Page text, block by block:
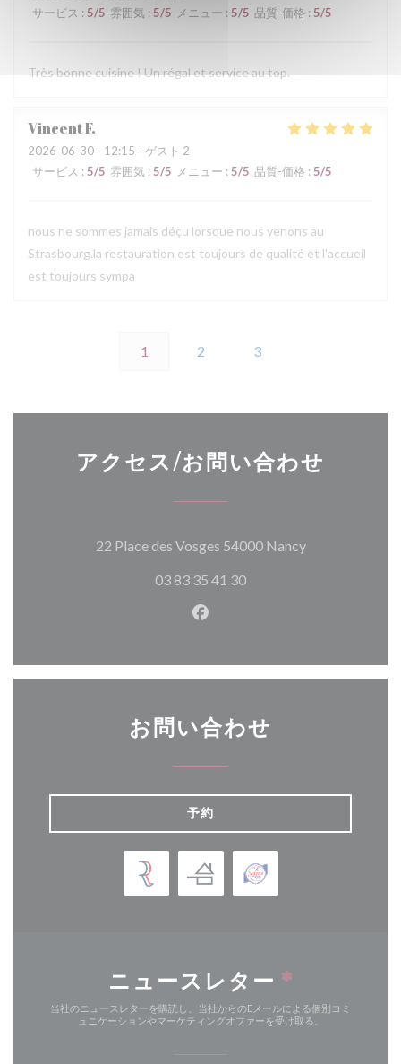
サービス : 5/5 雰囲気 : 5/5 メニュー : 5/5 品質-価格 : 5/5
Très bonne cuisine ! Un régal et service au top.
VincentF
2026-06-30 - 12:15 - ゲスト 2
サービス : 5/5 雰囲気 : 5/5 メニュー : 5/5 品質-価格 : 5/5
nous ne sommes jamais déçu lorsque nous venons au
Strasbourg.la restauration est toujours de qualité et l'accueil
est toujours sympa
1 2 3
アクセス/お問い合わせ
22 Place des Vosges 54000 Nancy((新しいウィ
03 83 35 41 30
Facebook ((新しいウィン
お問い合わせ
予約
ニュースレター *
当社のニュースレターを購読し、当社からのEメールによる個別コミ
ュニケーションやマーケティングオファーを受け取る。